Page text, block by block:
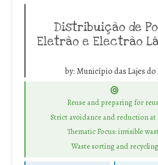
Distribuição de
Eletrão e Electrão
by: Município das Lajes do
Reuse and preparing for
Strict avoidance and reduction at
Thematic Focus: invisible
Waste sorting and recycling